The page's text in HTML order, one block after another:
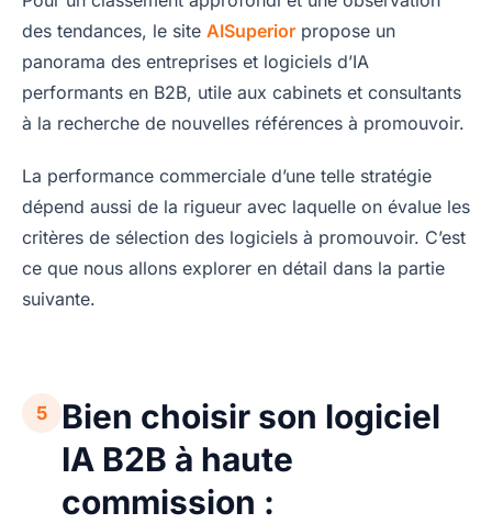
des tendances, le site AISuperior propose un
panorama des entreprises et logiciels d’IA
performants en B2B, utile aux cabinets et consultants
à la recherche de nouvelles références à promouvoir.
La performance commerciale d’une telle stratégie
dépend aussi de la rigueur avec laquelle on évalue les
critères de sélection des logiciels à promouvoir. C’est
ce que nous allons explorer en détail dans la partie
suivante.
5
Bien choisir son logiciel
IA B2B à haute
commission :